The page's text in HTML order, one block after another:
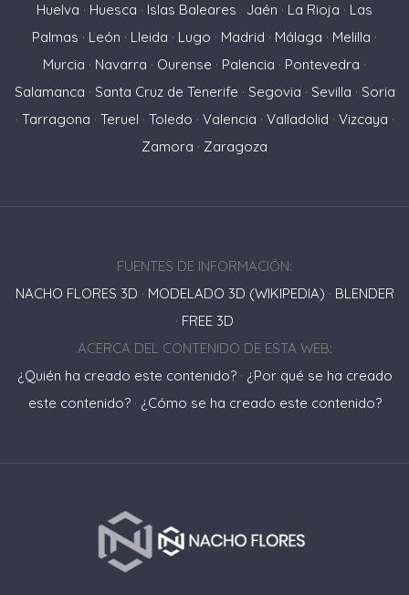
Huelva · Huesca · Islas Baleares · Jaén · La Rioja · Las
Palmas · León · Lleida · Lugo · Madrid · Málaga · Melilla ·
Murcia · Navarra · Ourense · Palencia · Pontevedra ·
Salamanca · Santa Cruz de Tenerife · Segovia · Sevilla · Soria
· Tarragona · Teruel · Toledo · Valencia · Valladolid · Vizcaya ·
Zamora · Zaragoza
FUENTES DE INFORMACIÓN:
NACHO FLORES 3D · MODELADO 3D (WIKIPEDIA) · BLENDER
· FREE 3D
ACERCA DEL CONTENIDO DE ESTA WEB:
¿Quién ha creado este contenido?· ¿Por qué se ha creado
este contenido?· ¿Cómo se ha creado este contenido?